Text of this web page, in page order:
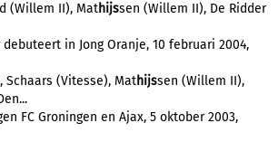
(Willem II), Mathijssen (Willem II), De Ridder
debuteert in Jong Oranje, 10 februari 2004,
Schaars (Vitesse), Mathijssen (Willem II),
FC Groningen en Ajax, 5 oktober 2003,